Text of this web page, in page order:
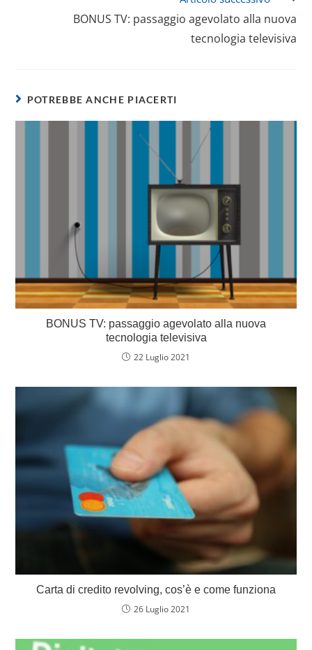
BONUS TV: passaggio agevolato alla nuova
tecnologia televisiva
POTREBBE ANCHE PIACERTI
BONUS TV: passaggio agevolato alla nuova
tecnologia televisiva
22 Luglio 2021
Carta di credito revolving, cos’è e come funziona
26 Luglio 2021